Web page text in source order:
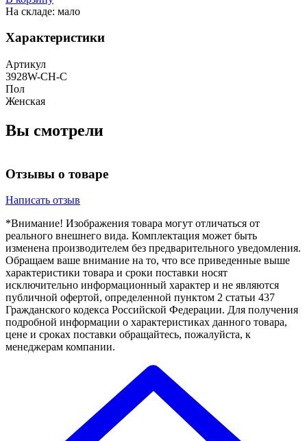
На складе: мало
Характеристики
Артикул
3928W-CH-C
Пол
Женская
Вы смотрели
Отзывы о товаре
Написать отзыв
*Внимание! Изображения товара могут отличаться от
реального внешнего вида. Комплектация может быть
изменена производителем без предварительного уведомления.
Обращаем ваше внимание на то, что все приведенные выше
характеристики товара и сроки поставки носят
исключительно информационный характер и не являются
публичной офертой, определенной пунктом 2 статьи 437
Гражданского кодекса Российской Федерации. Для получения
подробной информации о характеристиках данного товара,
цене и сроках поставки обращайтесь, пожалуйста, к
менеджерам компании.